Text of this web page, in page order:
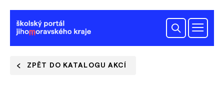
ZPĚT DO KATALOGU AKCÍ